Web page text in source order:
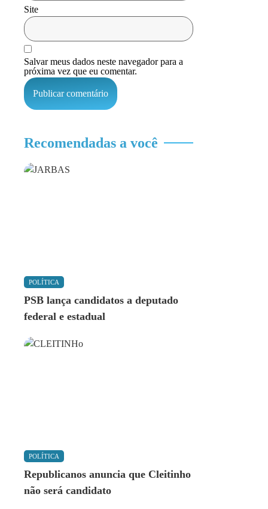
Site
Salvar meus dados neste navegador para a
próxima vez que eu comentar.
Recomendadas a você
POLÍTICA
PSB lança candidatos a deputado
federal e estadual
POLÍTICA
Republicanos anuncia que Cleitinho
não será candidato